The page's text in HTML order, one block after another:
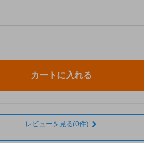
カートに入れる
レビューを見る(0件)